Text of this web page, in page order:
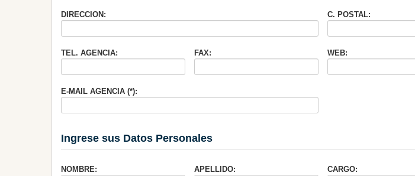
DIRECCION: C. POSTAL:
TEL. AGENCIA: FAX: WEB:
E-MAIL AGENCIA (*):
Ingrese sus Datos Personales
NOMBRE: APELLIDO: CARGO: